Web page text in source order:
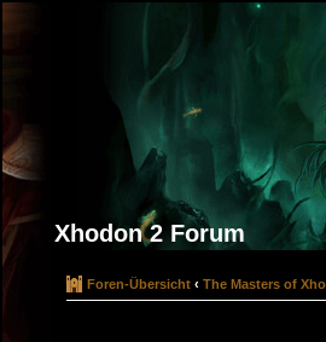
Xhodon 2 Forum
Foren-Übersicht ‹ The Masters of